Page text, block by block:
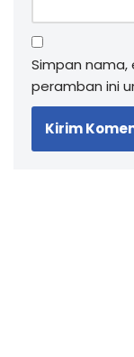
Simpan nama,
peramban ini